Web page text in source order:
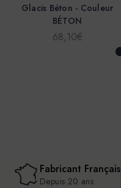
Glacis Béton - Couleur
BÉTON
68,10€
Fabricant Français
Depuis 20 ans